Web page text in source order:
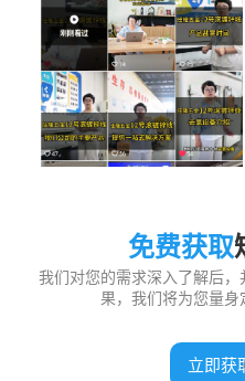
免费获取
我们对您的需求深入了解后
果，我们将为您量身
立即获